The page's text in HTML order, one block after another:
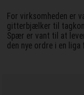
For virksomheden er
gitterbjælker til
Spær er vant til at
den nye ordre i en liga